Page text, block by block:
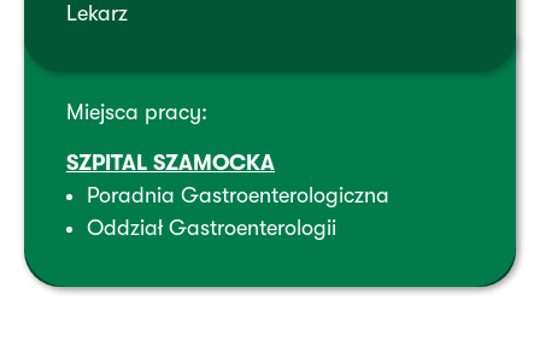
Lekarz
Miejsca pracy:
SZPITAL SZAMOCKA
Poradnia Gastroenterologiczna
Oddział Gastroenterologii